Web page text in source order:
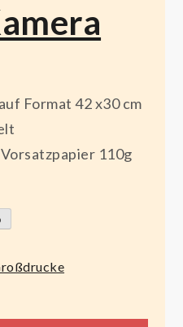
Format 42 x30 cm
110g